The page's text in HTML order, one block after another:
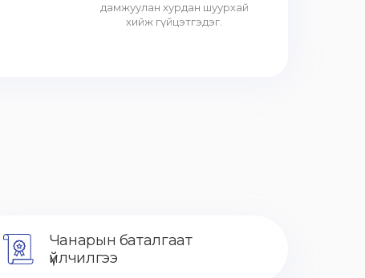
дамжуулан хурдан шуурхай
хийж гүйцэтгэдэг.
Чанарын баталгаат
үйлчилгээ